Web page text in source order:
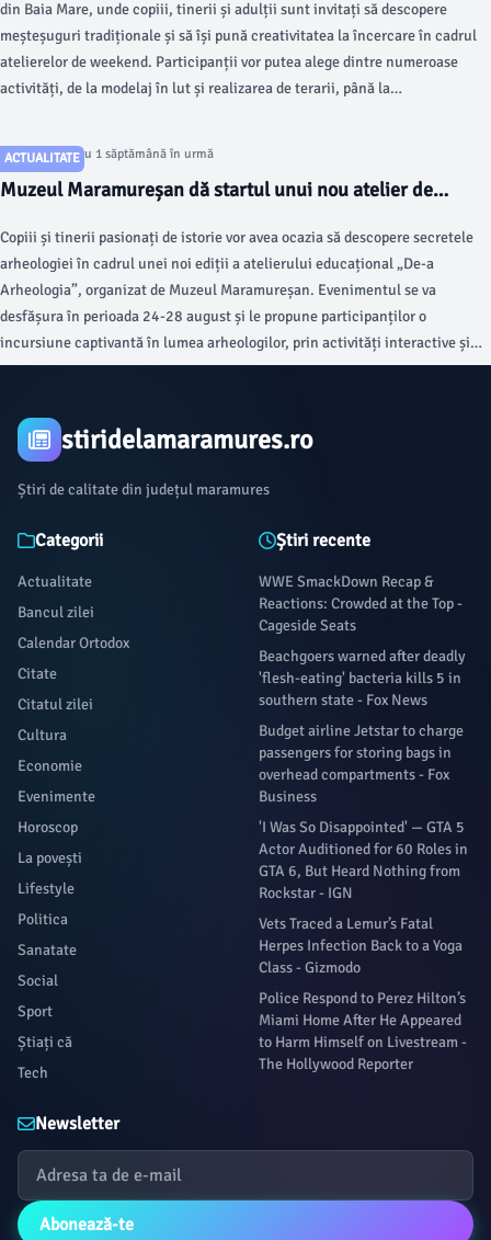
din Baia Mare, unde copiii, tinerii și adulții sunt invitați să descopere
meșteșuguri tradiționale și să își pună creativitatea la încercare în cadrul
atelierelor de weekend. Participanții vor putea alege dintre numeroase
activități, de la modelaj în lut și realizarea de terarii, până la
ACTUALITATE
Articol postat cu 1 săptămână în urmă
Muzeul Maramureșan dă startul unui nou atelier de
Copiii și tinerii pasionați de istorie vor avea ocazia să descopere secretele
arheologiei în cadrul unei noi ediții a atelierului educațional „De-a
Arheologia”, organizat de Muzeul Maramureșan. Evenimentul se va
desfășura în perioada 24-28 august și le propune participanților o
incursiune captivantă în lumea arheologilor, prin activități interactive și
experiențe practice menite să îi apropie de patrimoniul istoric.
stiridelamaramures.ro
Știri de calitate din județul maramures
Categorii
Actualitate
Bancul zilei
Calendar Ortodox
Citate
Citatul zilei
Cultura
Economie
Evenimente
Horoscop
La povești
Lifestyle
Politica
Sanatate
Social
Sport
Știați că
Tech
Știri recente
WWE SmackDown Recap &
Reactions: Crowded at the Top -
Cageside Seats
Beachgoers warned after deadly
'flesh-eating' bacteria kills 5 in
southern state - Fox News
Budget airline Jetstar to charge
passengers for storing bags in
overhead compartments - Fox
Business
'I Was So Disappointed' — GTA 5
Actor Auditioned for 60 Roles in
GTA 6, But Heard Nothing from
Rockstar - IGN
Vets Traced a Lemur’s Fatal
Herpes Infection Back to a Yoga
Class - Gizmodo
Police Respond to Perez Hilton’s
Miami Home After He Appeared
to Harm Himself on Livestream -
The Hollywood Reporter
Newsletter
Abonează-te